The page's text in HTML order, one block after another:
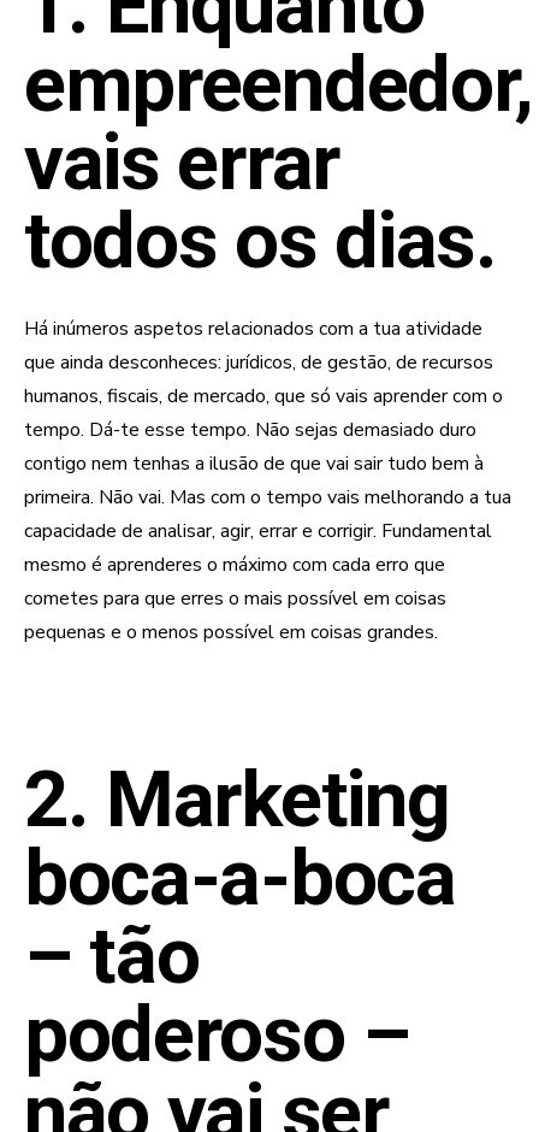
empreendedor,
vais errar
todos os dias.
Há inúmeros aspetos relacionados com a tua atividade
que ainda desconheces: jurídicos, de gestão, de recursos
humanos, fiscais, de mercado, que só vais aprender com o
tempo. Dá-te esse tempo. Não sejas demasiado duro
contigo nem tenhas a ilusão de que vai sair tudo bem à
primeira. Não vai. Mas com o tempo vais melhorando a tua
capacidade de analisar, agir, errar e corrigir. Fundamental
mesmo é aprenderes o máximo com cada erro que
cometes para que erres o mais possível em coisas
pequenas e o menos possível em coisas grandes.
2. Marketing
boca-a-boca
– tão
poderoso –
não vai ser